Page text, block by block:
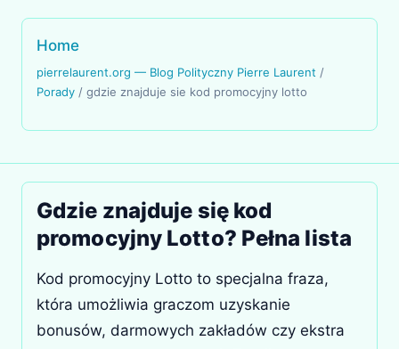
Home
pierrelaurent.org — Blog Polityczny Pierre Laurent /
Porady / gdzie znajduje sie kod promocyjny lotto
Gdzie znajduje się kod
promocyjny Lotto? Pełna lista
Kod promocyjny Lotto to specjalna fraza,
która umożliwia graczom uzyskanie
bonusów, darmowych zakładów czy ekstra